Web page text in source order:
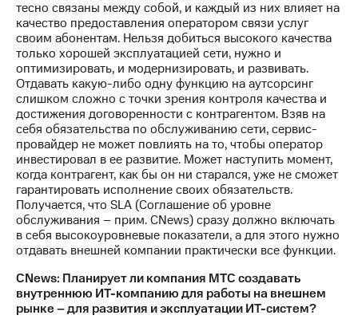
тесно связаны между собой, и каждый из них влияет на
качество предоставления оператором связи услуг
своим абонентам. Нельзя добиться высокого качества
только хорошей эксплуатацией сети, нужно и
оптимизировать, и модернизировать, и развивать.
Отдавать какую-либо одну функцию на аутсорсинг
слишком сложно с точки зрения контроля качества и
достижения договоренности с контрагентом. Взяв на
себя обязательства по обслуживанию сети, сервис-
провайдер не может повлиять на то, чтобы оператор
инвестировал в ее развитие. Может наступить момент,
когда контрагент, как бы он ни старался, уже не сможет
гарантировать исполнение своих обязательств.
Получается, что SLA (Соглашение об уровне
обслуживания – прим. CNews) сразу должно включать
в себя высокоуровневые показатели, а для этого нужно
отдавать внешней компании практически все функции.
CNews: Планирует ли компания МТС создавать
внутреннюю ИТ-компанию для работы на внешнем
рынке – для развития и эксплуатации ИТ-систем?